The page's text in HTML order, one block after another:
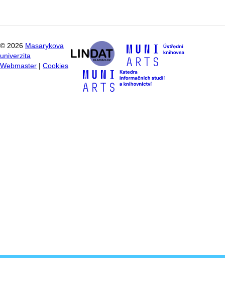
© 2026 Masarykova
univerzita
Webmaster
Cookies